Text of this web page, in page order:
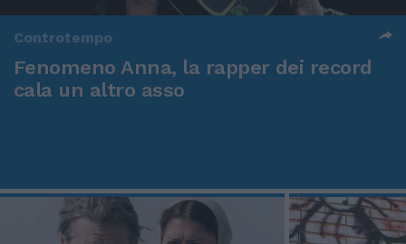
Controtempo
Fenomeno Anna, la rapper dei record
cala un altro asso